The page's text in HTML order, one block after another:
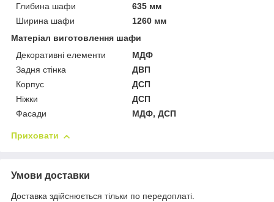
Глибина шафи
635 мм
Ширина шафи
1260 мм
Матеріал виготовлення шафи
Декоративні елементи
МДФ
Задня стінка
ДВП
Корпус
ДСП
Ніжки
ДСП
Фасади
МДФ, ДСП
Приховати
Умови доставки
Доставка здійснюється тільки по передоплаті.